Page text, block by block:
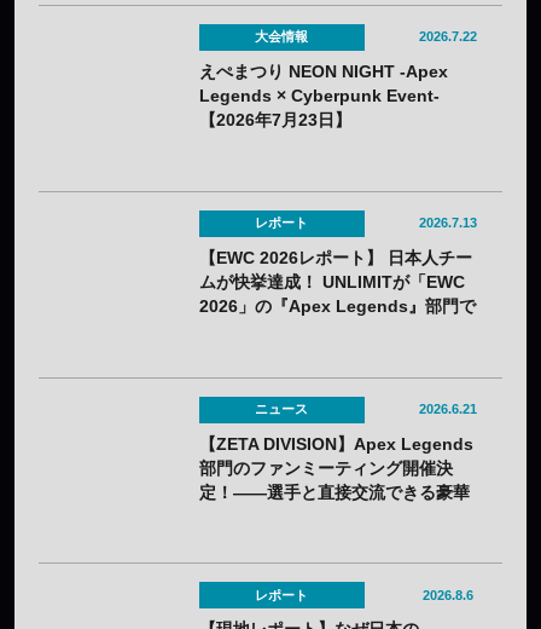
大会情報 2026.7.22
えぺまつり NEON NIGHT -Apex
Legends × Cyberpunk Event-
【2026年7月23日】
レポート 2026.7.13
【EWC 2026レポート】 日本人チー
ムが快挙達成！ UNLIMITが「EWC
2026」の『Apex Legends』部門で
ニュース 2026.6.21
【ZETA DIVISION】Apex Legends
部門のファンミーティング開催決
定！——選手と直接交流できる豪華
レポート 2026.8.6